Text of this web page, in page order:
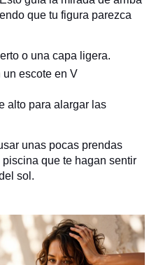
que tu figura parezca
o una capa ligera.
un escote en V
alto para alargar las
unas pocas prendas
que te hagan sentir
sol.